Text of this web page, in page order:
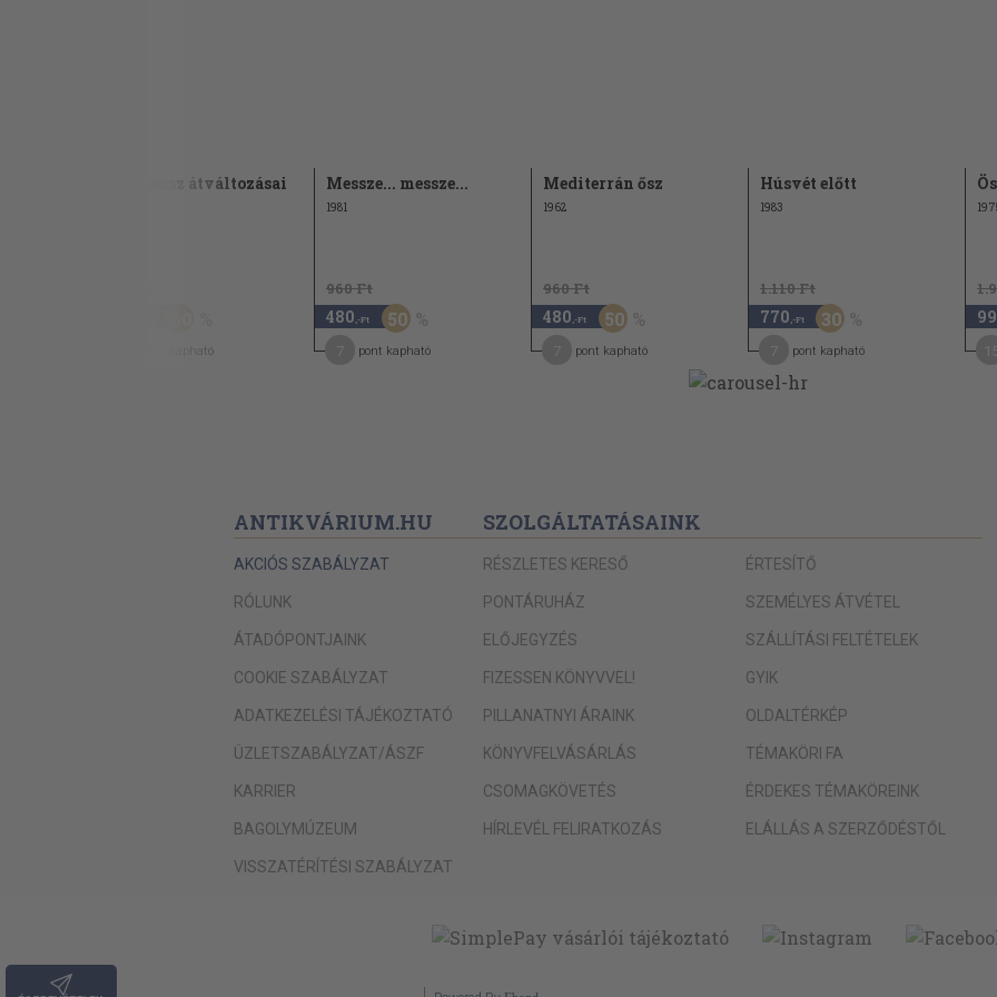
Euridiké meg a világ
Tetszhalott holnap
A szenvedély évszakai
A folyópart
94
Orpheusz átváltozásai
pont kapható
Messze... messze...
1981
960 Ft
480 ,-Ft 50
pont kapható
Mediterrán ősz
1962
960 Ft
480 ,-Ft 50
pont kapható
Húsvét előtt
1983
1.110 Ft
770 ,-Ft 30
pont kapható
ANTIKVÁRIUM.HU
AKCIÓS SZABÁLYZAT
RÓLUNK
ÁTADÓPONTJAINK
COOKIE SZABÁLYZAT
ADATKEZELÉSI TÁJÉKOZTATÓ
ÜZLETSZABÁLYZAT/ÁSZF
KARRIER
BAGOLYMÚZEUM
VISSZATÉRÍTÉSI SZABÁLYZAT
SZOLGÁLTATÁSAINK
RÉSZLETES KERESŐ
PONTÁRUHÁZ
ELŐJEGYZÉS
FIZESSEN KÖNYVVEL!
PILLANATNYI ÁRAINK
KÖNYVFELVÁSÁRLÁS
CSOMAGKÖVETÉS
HÍRLEVÉL FELIRATKOZÁS
ÉRTESÍTŐ
SZEMÉLYES ÁTVÉTEL
SZÁLLÍTÁSI FELTÉTELEK
GYIK
OLDALTÉRKÉP
TÉMAKÖRI FA
ÉRDEKES TÉMAKÖREINK
ELÁLLÁS A SZERZŐDÉSTŐL